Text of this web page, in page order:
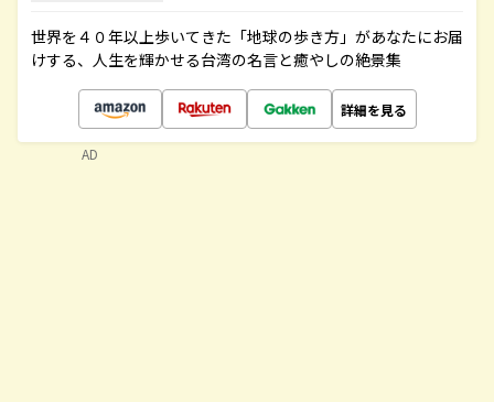
世界を４０年以上歩いてきた「地球の歩き方」があなたにお届
けする、人生を輝かせる台湾の名言と癒やしの絶景集
詳細を見る
AD